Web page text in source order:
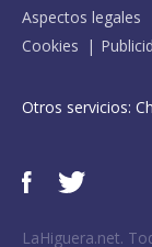
Aspectos legales
Cookies
Otros servicios:
LaHiguera.net.